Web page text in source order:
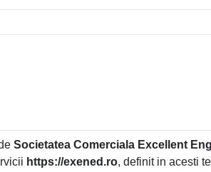
Societatea Comerciala Excellent
https://exened.ro, definit in acesti